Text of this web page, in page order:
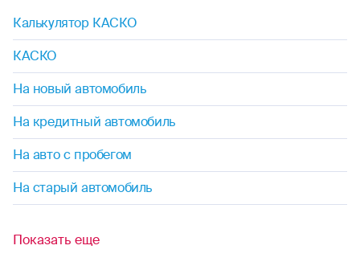
Калькулятор КАСКО
КАСКО
На новый автомобиль
На кредитный автомобиль
На авто с пробегом
На старый автомобиль
Показать еще